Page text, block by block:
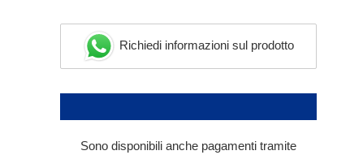
Richiedi informazioni sul prodotto
Sono disponibili anche pagamenti tramite